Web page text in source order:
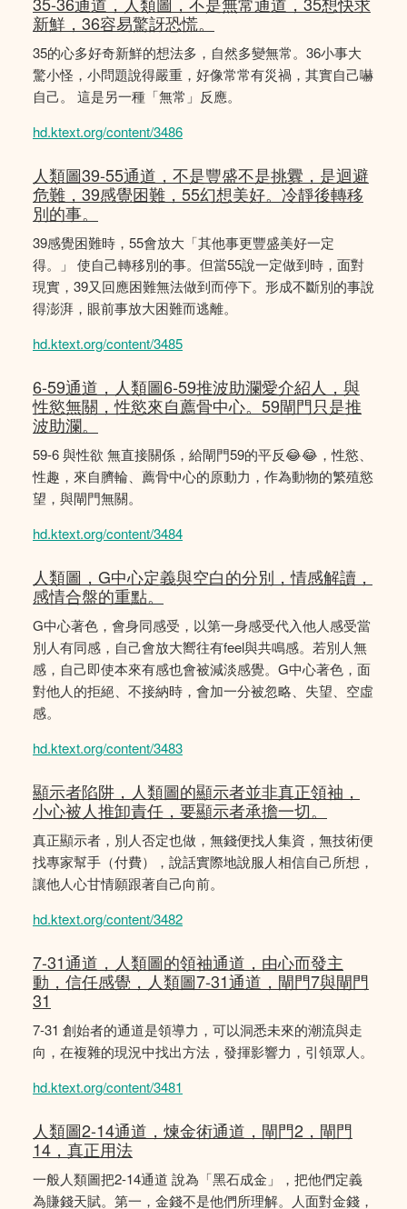
新鮮，36容易驚訝恐慌。
35的心多好奇新鮮的想法多，自然多變無常。36小事大
驚小怪，小問題說得嚴重，好像常常有災禍，其實自己嚇
自己。 這是另一種「無常」反應。
hd.ktext.org/content/3486
人類圖39-55通道，不是豐盛不是挑釁，是迴避
危難，39感覺困難，55幻想美好。冷靜後轉移
別的事。
39感覺困難時，55會放大「其他事更豐盛美好一定
得。」 使自己轉移別的事。但當55說一定做到時，面對
現實，39又回應困難無法做到而停下。形成不斷別的事說
得澎湃，眼前事放大困難而逃離。
hd.ktext.org/content/3485
6-59通道，人類圖6-59推波助瀾愛介紹人，與
性慾無關，性慾來自薦骨中心。59閘門只是推
波助瀾。
59-6 與性欲 無直接關係，給閘門59的平反😂😂，性慾、
性趣，來自臍輪、薦骨中心的原動力，作為動物的繁殖慾
望，與閘門無關。
hd.ktext.org/content/3484
人類圖，G中心定義與空白的分別，情感解讀，
感情合盤的重點。
G中心著色，會身同感受，以第一身感受代入他人感受當
別人有同感，自己會放大嚮往有feel與共鳴感。若別人無
感，自己即使本來有感也會被減淡感覺。G中心著色，面
對他人的拒絕、不接納時，會加一分被忽略、失望、空虛
感。
hd.ktext.org/content/3483
顯示者陷阱，人類圖的顯示者並非真正領袖，
小心被人推卸責任，要顯示者承擔一切。
真正顯示者，別人否定也做，無錢便找人集資，無技術便
找專家幫手（付費），說話實際地說服人相信自己所想，
讓他人心甘情願跟著自己向前。
hd.ktext.org/content/3482
7-31通道，人類圖的領袖通道，由心而發主
動，信任感覺，人類圖7-31通道，閘門7與閘門
31
7-31 創始者的通道是領導力，可以洞悉未來的潮流與走
向，在複雜的現況中找出方法，發揮影響力，引領眾人。
hd.ktext.org/content/3481
人類圖2-14通道，煉金術通道，閘門2，閘門
14，真正用法
一般人類圖把2-14通道 說為「黑石成金」，把他們定義
為賺錢天賦。第一，金錢不是他們所理解。人面對金錢，